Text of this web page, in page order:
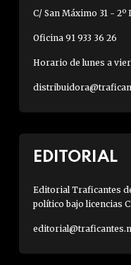
C/ San Máximo 31 - 2º
Oficina 91 933 36 26
Horario de lunes a
EDITORIAL
Editorial Traficantes
político bajo licencias